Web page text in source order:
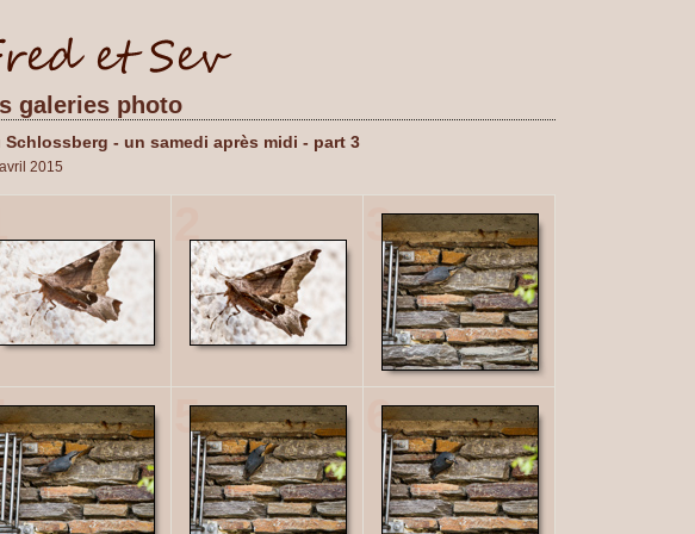
galeries photo
Schlossberg - un samedi après midi - part 3
2015
3
5 6